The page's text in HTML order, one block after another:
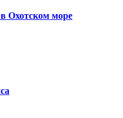
Охотском море